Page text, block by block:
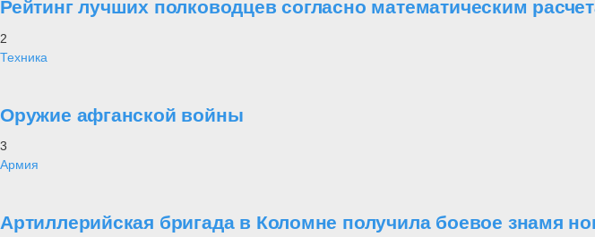
Рейтинг лучших полководцев согласно математическим
2
Техника
Оружие афганской войны
3
Армия
Артиллерийская бригада в Коломне получила боевое знамя